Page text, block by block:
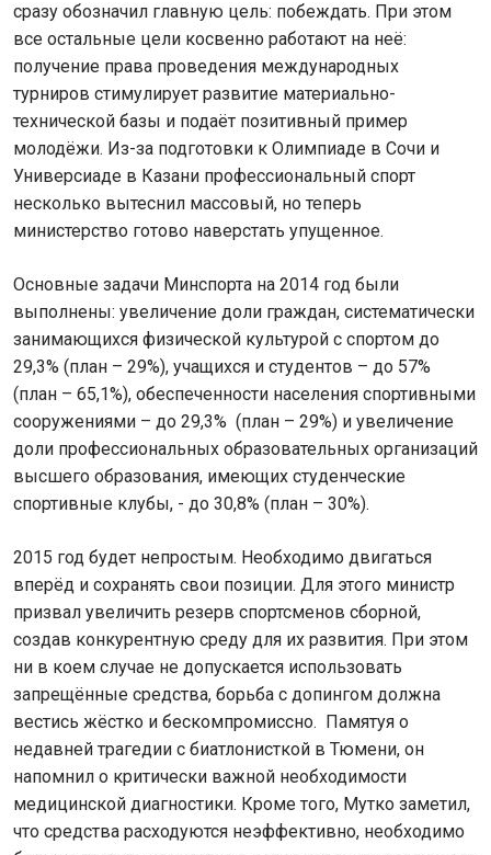
сразу обозначил главную цель: побеждать. При этом
все остальные цели косвенно работают на неё:
получение права проведения международных
турниров стимулирует развитие материально-
технической базы и подаёт позитивный пример
молодёжи. Из-за подготовки к Олимпиаде в Сочи и
Универсиаде в Казани профессиональный спорт
несколько вытеснил массовый, но теперь
министерство готово наверстать упущенное.
Основные задачи Минспорта на 2014 год были
выполнены: увеличение доли граждан, систематически
занимающихся физической культурой с спортом до
29,3% (план – 29%), учащихся и студентов – до 57%
(план – 65,1%), обеспеченности населения спортивными
сооружениями – до 29,3% (план – 29%) и увеличение
доли профессиональных образовательных организаций
высшего образования, имеющих студенческие
спортивные клубы, - до 30,8% (план – 30%).
2015 год будет непростым. Необходимо двигаться
вперёд и сохранять свои позиции. Для этого министр
призвал увеличить резерв спортсменов сборной,
создав конкурентную среду для их развития. При этом
ни в коем случае не допускается использовать
запрещённые средства, борьба с допингом должна
вестись жёстко и бескомпромиссно. Памятуя о
недавней трагедии с биатлонисткой в Тюмени, он
напомнил о критически важной необходимости
медицинской диагностики. Кроме того, Мутко заметил,
что средства расходуются неэффективно, необходимо